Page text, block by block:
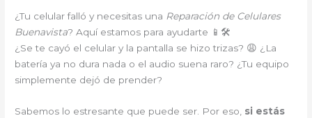
¿Tu celular falló y necesitas una Reparación de Celulares
Buenavista? Aquí estamos para ayudarte 📱🛠️
¿Se te cayó el celular y la pantalla se hizo trizas? 😩 ¿La
batería ya no dura nada o el audio suena raro? ¿Tu equipo
simplemente dejó de prender?
Sabemos lo estresante que puede ser. Por eso, si estás